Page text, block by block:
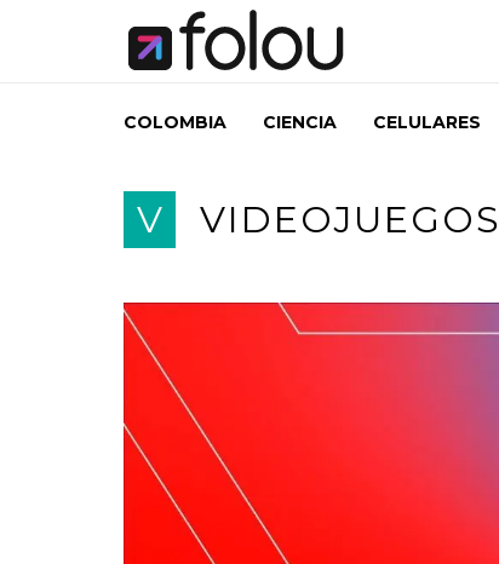
COLOMBIA CIENCIA CELULARES
V VIDEOJUEGOS